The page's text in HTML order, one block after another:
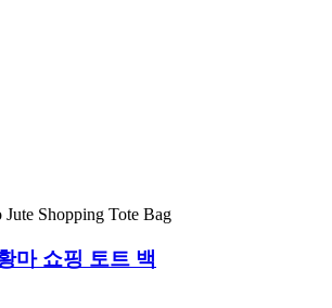
마 쇼핑 토트 백